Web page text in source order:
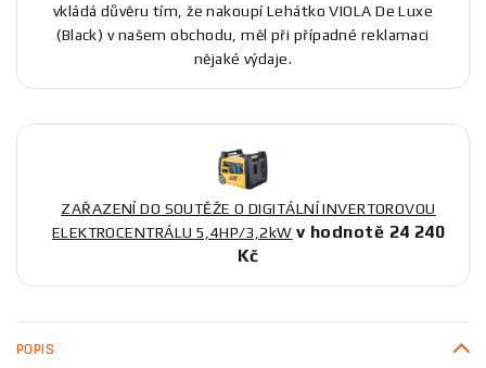
vkládá důvěru tím, že nakoupí Lehátko VIOLA De Luxe
(Black) v našem obchodu, měl při případné reklamaci
nějaké výdaje.
ZAŘAZENÍ DO SOUTĚŽE O DIGITÁLNÍ INVERTOROVOU
ELEKTROCENTRÁLU 5,4HP/3,2kW v hodnotě 24 240
Kč
POPIS